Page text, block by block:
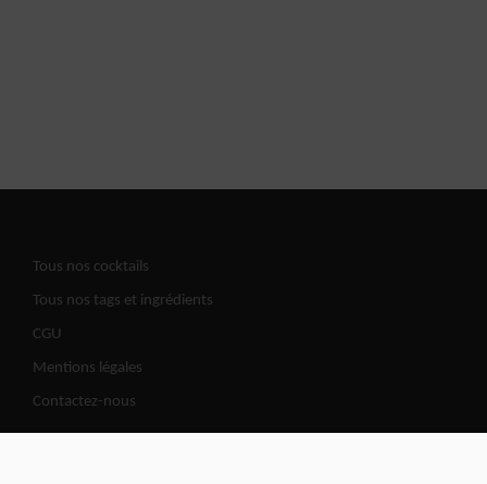
Tous nos cocktails
Tous nos tags et ingrédients
CGU
Mentions légales
Contactez-nous